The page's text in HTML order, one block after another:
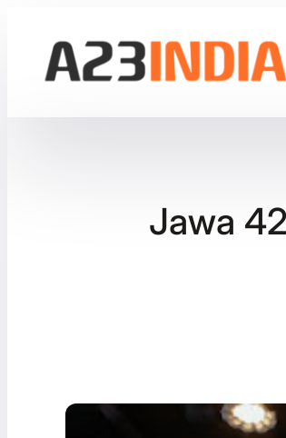
content
Jawa